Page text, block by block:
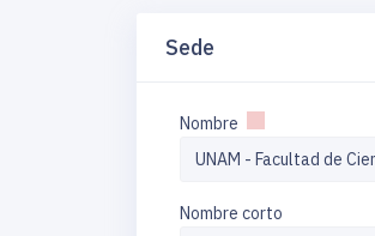
Sede
Nombre
Nombre corto